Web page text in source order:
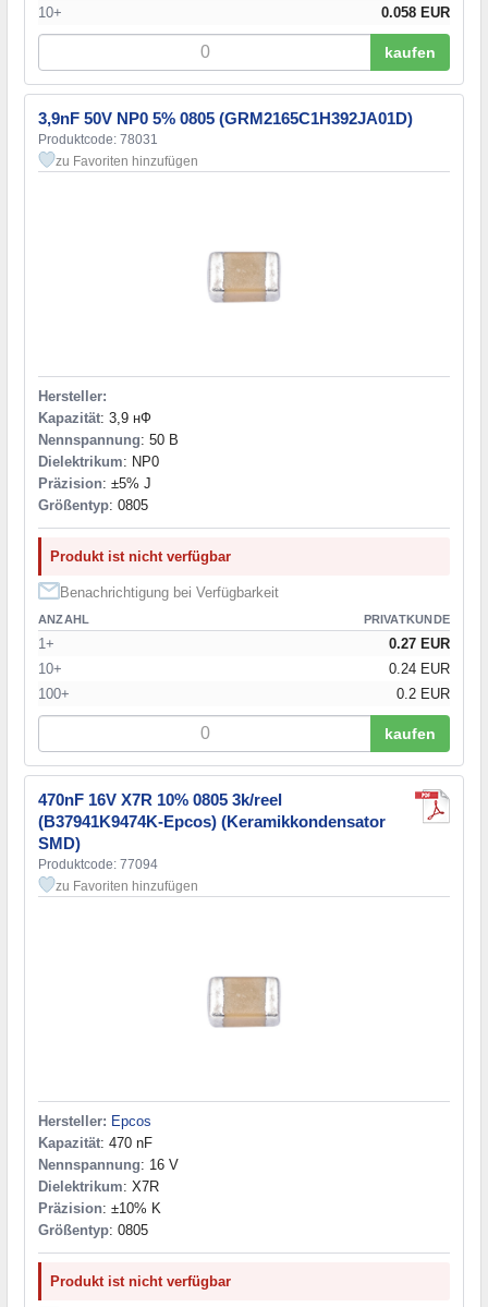
10+ 0.058 EUR
kaufen
3,9nF 50V NP0 5% 0805 (GRM2165C1H392JA01D)
Produktcode: 78031
zu Favoriten hinzufügen
Hersteller:
Kapazität: 3,9 нФ
Nennspannung: 50 В
Dielektrikum: NP0
Präzision: ±5% J
Größentyp: 0805
Produkt ist nicht verfügbar
Benachrichtigung bei Verfügbarkeit
ANZAHL PRIVATKUNDE
1+
0.27 EUR
10+
0.24 EUR
100+
0.2 EUR
kaufen
470nF 16V X7R 10% 0805 3k/reel
(B37941K9474K-Epcos) (Keramikkondensator
SMD)
Produktcode: 77094
zu Favoriten hinzufügen
Hersteller: Epcos
Kapazität: 470 nF
Nennspannung: 16 V
Dielektrikum: X7R
Präzision: ±10% K
Größentyp: 0805
Produkt ist nicht verfügbar